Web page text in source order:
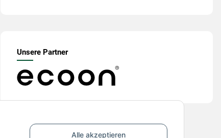
Alle akzeptieren
Unsere Partner